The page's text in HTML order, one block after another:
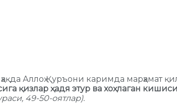
Аллоҳ Қуръони каримда марҳамат
қизлар ҳадя этур ва хоҳлаган
49-50-оятлар).